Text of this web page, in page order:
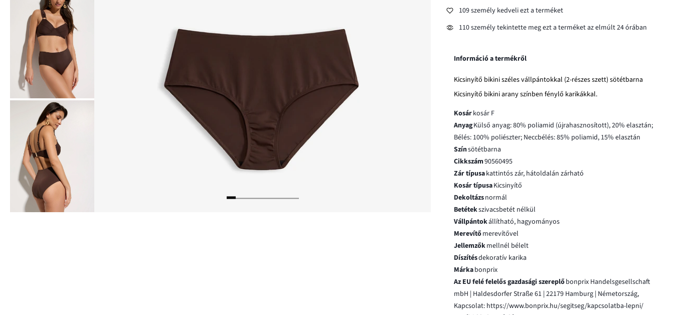
109 személy kedveli ezt a terméket
110 személy tekintette meg ezt a terméket az elmúlt 24 órában
Információ a termékről
Kicsinyítő bikini széles vállpántokkal (2-részes szett) sötétbarna
Kicsinyítő bikini arany színben fénylő karikákkal.
Kosárkosár F
AnyagKülső anyag: 80% poliamid (újrahasznosított), 20% elasztán;
Bélés: 100% poliészter; Neccbélés: 85% poliamid, 15% elasztán
Színsötétbarna
Cikkszám90560495
Zár típusakattintós zár, hátoldalán zárható
Kosár típusaKicsinyítő
Dekoltázsnormál
Betétekszivacsbetét nélkül
Vállpántokállítható, hagyományos
Merevítőmerevítővel
Jellemzőkmellnél bélelt
Díszítésdekoratív karika
Márkabonprix
Az EU felé felelős gazdasági szereplőbonprix Handelsgesellschaft
mbH | Haldesdorfer Straße 61 | 22179 Hamburg | Németország,
Kapcsolat: https://www.bonprix.hu/segitseg/kapcsolatba-lepni/